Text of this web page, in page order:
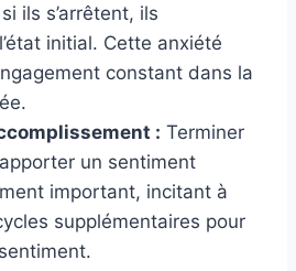
ils s’arrêtent, ils
initial. Cette anxiété
constant dans la
: Terminer
un sentiment
important, incitant à
supplémentaires pour